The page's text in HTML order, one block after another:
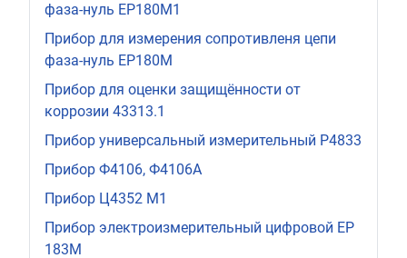
фаза-нуль ЕР180М1
Прибор для измерения сопротивленя цепи
фаза-нуль ЕР180М
Прибор для оценки защищённости от
коррозии 43313.1
Прибор универсальный измерительный Р4833
Прибор Ф4106, Ф4106А
Прибор Ц4352 М1
Прибор электроизмерительный цифровой ЕР
183М